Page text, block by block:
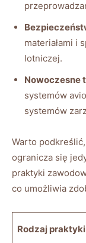
materiałami i
lotniczej.
Nowoczesne
systemów
systemów
Warto
ogranicza się
praktyki
co umożliwia
Rodzaj praktyki